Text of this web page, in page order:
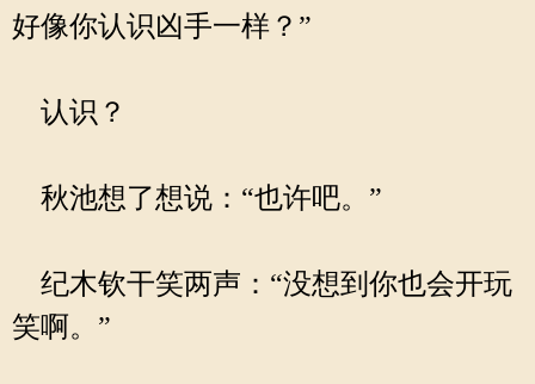
好像你认识凶手一样？”
认识？
秋池想了想说：“也许吧。”
纪木钦干笑两声：“没想到你也会开玩
笑啊。”